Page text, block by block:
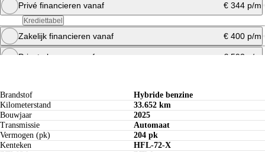
Privé financieren vanaf € 344 p/m
Krediettabel
Bereken maandbedrag
Zakelijk financieren vanaf € 400 p/m
Private leasen vanaf € 593 p/m
Brandstof
Hybride benzine
Kilometerstand
33.652 km
Bouwjaar
2025
Transmissie
Automaat
Vermogen (pk)
204 pk
Kenteken
HFL-72-X